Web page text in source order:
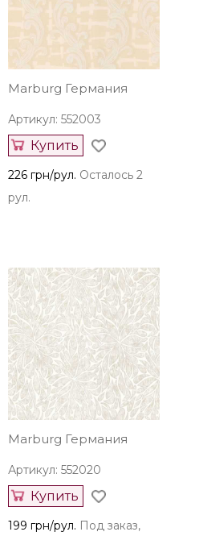
Marburg Германия
Артикул: 552003
Купить
226 грн/рул. Осталось 2
рул.
Marburg Германия
Артикул: 552020
Купить
199 грн/рул. Под заказ,